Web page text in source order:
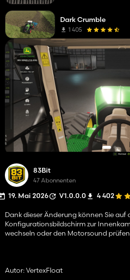
83Bit
47 Abonnenten
19. Mai 2026 V1.0.0.0 4 402
Dank dieser Änderung können Sie auf
Konfigurationsbildschirm zur
wechseln oder den Motorsound
Autor: VertexFloat
Dark Crumble
1 405